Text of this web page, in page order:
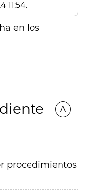
11:54.
en los
procedimientos